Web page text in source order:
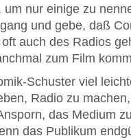
nur einige zu
und gebe, daß
auch des Radios
zum Film
Schuster viel
Radio zu
das Medium
das Publikum